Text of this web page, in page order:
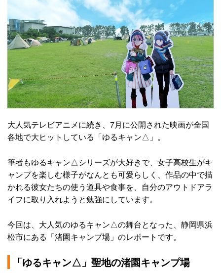
大人気テレビアニメに続き、7月に公開された映画が全国
各地で大ヒットしている「ゆるキャン△」。
筆者もゆるキャン△シリーズが大好きで、女子高校生がキ
ャンプを楽しむ様子がなんとも可愛らしく、作品の中で描
かれる彼女たちの使う道具や食事を、自分のアウトドアラ
イフに取り入れようと勉強にしています。
今回は、大人気のゆるキャン△の舞台となった、静岡県浜
松市にある「渚園キャンプ場」のレポートです。
「ゆるキャン△」聖地の渚園キャンプ場